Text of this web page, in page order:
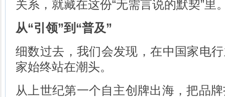
关系，就藏在这份“无需言说的默契”里
从“引领”到“普及”
细数过去，我们会发现，在中国家电
家始终站在潮头。
从上世纪第一个自主创牌出海，把品